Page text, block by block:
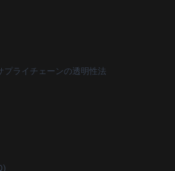
プライチェーンの透明性法